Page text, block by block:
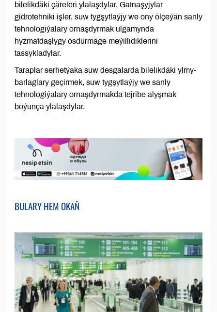
bilelikdäki çäreleri ylalaşdylar. Gatnaşyjylar
gidrotehniki işler, suw tygşytlaýjy we ony ölçeýän sanly
tehnologiýalary ornaşdyrmak ulgamynda
hyzmatdaşlygy ösdürmäge meýillidiklerini
tassykladylar.
Taraplar serhetýaka suw desgalarda bilelikdäki ylmy-
barlaglary geçirmek, suw tygşytlaýjy we sanly
tehnologiýalary ornaşdyrmakda tejribe alyşmak
boýunça ylalaşdylar.
BULARY HEM OKAŇ